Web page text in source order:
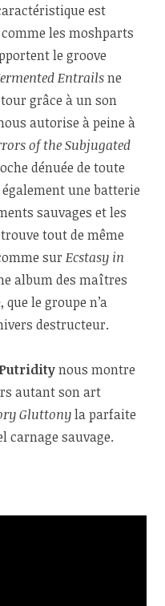
est
les moshparts
le groove
Entrailsne
grâce à un son
autorise à peine à
of the Subjugated
dénuée de toute
une batterie
sauvages et les
tout de même
surEcstasy in
album des maîtres
, que le groupe n’a
destructeur.
Putriditynous montre
autant son art
Gluttonyla parfaite
carnage sauvage.